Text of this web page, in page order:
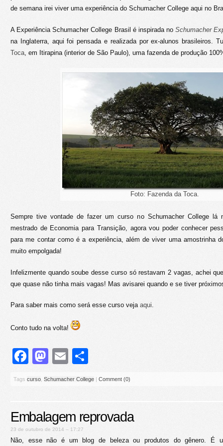
de semana irei viver uma experiência do Schumacher College aqui no
A Experiência Schumacher College Brasil é inspirada noSchumacher
na Inglaterra, aqui foi pensada e realizada por ex-alunos brasileiros.
Toca , em Itirapina (interior de São Paulo), uma fazenda de produção
Foto: Fazenda da Toca.
Sempre tive vontade de fazer um curso no Schumacher College lá
mestrado de Economia para Transição, agora vou poder conhecer
para me contar como é a experiência, além de viver uma amostrinha
muito empolgada!
Infelizmente quando soube desse curso só restavam 2 vagas, achei
que quase não tinha mais vagas! Mas avisarei quando e se tiver
Para saber mais como será esse curso veja aqui.
Conto tudo na volta!
Facebook
Mastodon
Email
Tags curso Schumacher College | Comment (0)
Embalagem reprovada
23 de outubro de 2014 – 17:27
Não, esse não é um blog de beleza ou produtos do gênero. É